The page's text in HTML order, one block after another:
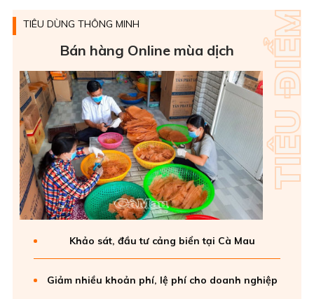
TIÊU DÙNG THÔNG MINH
Bán hàng Online mùa dịch
Khảo sát, đầu tư cảng biển tại Cà Mau
Giảm nhiều khoản phí, lệ phí cho doanh nghiệp